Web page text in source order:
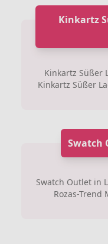
Kinkartz
Kinkartz Süßer
Kinkartz Süßer
Swatch
Swatch Outlet in
Rozas-Trend